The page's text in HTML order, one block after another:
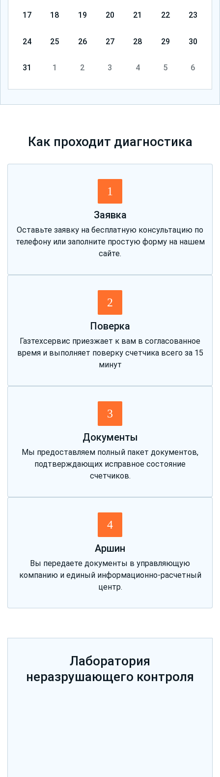
17 18 19 20 21 22 23
24 25 26 27 28 29 30
31 1 2 3 4 5 6
Как проходит диагностика
1
Заявка
Оставьте заявку на бесплатную консультацию по
телефону или заполните простую форму на нашем
сайте.
2
Поверка
Газтехсервис приезжает к вам в согласованное
время и выполняет поверку счетчика всего за 15
минут
3
Документы
Мы предоставляем полный пакет документов,
подтверждающих исправное состояние
счетчиков.
4
Аршин
Вы передаете документы в управляющую
компанию и единый информационно-расчетный
центр.
Лаборатория
неразрушающего контроля